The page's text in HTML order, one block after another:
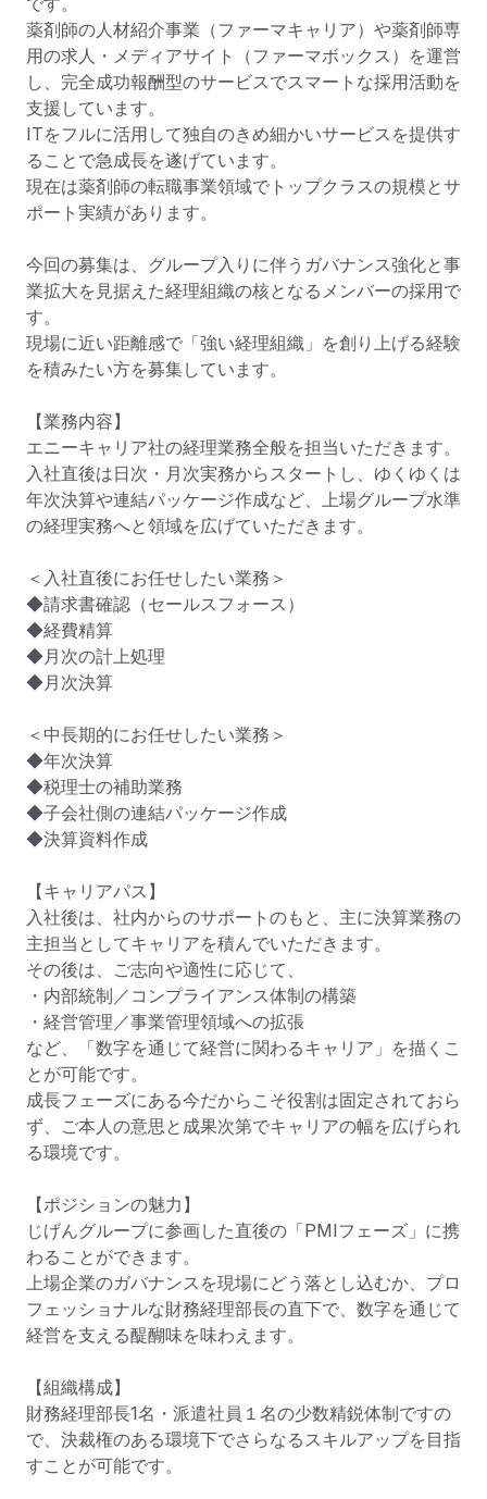
薬剤師の人材紹介事業（ファーマキャリア）や薬剤師専
用の求人・メディアサイト（ファーマボックス）を運営
し、完全成功報酬型のサービスでスマートな採用活動を
支援しています。
ITをフルに活用して独自のきめ細かいサービスを提供す
ることで急成長を遂げています。
現在は薬剤師の転職事業領域でトップクラスの規模とサ
ポート実績があります。
今回の募集は、グループ入りに伴うガバナンス強化と事
業拡大を見据えた経理組織の核となるメンバーの採用で
す。
現場に近い距離感で「強い経理組織」を創り上げる経験
を積みたい方を募集しています。
【業務内容】
エニーキャリア社の経理業務全般を担当いただきます。
入社直後は日次・月次実務からスタートし、ゆくゆくは
年次決算や連結パッケージ作成など、上場グループ水準
の経理実務へと領域を広げていただきます。
＜入社直後にお任せしたい業務＞
◆請求書確認（セールスフォース）
◆経費精算
◆月次の計上処理
◆月次決算
＜中長期的にお任せしたい業務＞
◆年次決算
◆税理士の補助業務
◆子会社側の連結パッケージ作成
◆決算資料作成
【キャリアパス】
入社後は、社内からのサポートのもと、主に決算業務の
主担当としてキャリアを積んでいただきます。
その後は、ご志向や適性に応じて、
・内部統制／コンプライアンス体制の構築
・経営管理／事業管理領域への拡張
など、「数字を通じて経営に関わるキャリア」を描くこ
とが可能です。
成長フェーズにある今だからこそ役割は固定されておら
ず、ご本人の意思と成果次第でキャリアの幅を広げられ
る環境です。
【ポジションの魅力】
じげんグループに参画した直後の「PMIフェーズ」に携
わることができます。
上場企業のガバナンスを現場にどう落とし込むか、プロ
フェッショナルな財務経理部長の直下で、数字を通じて
経営を支える醍醐味を味わえます。
【組織構成】
財務経理部長1名・派遣社員１名の少数精鋭体制ですの
で、決裁権のある環境下でさらなるスキルアップを目指
すことが可能です。